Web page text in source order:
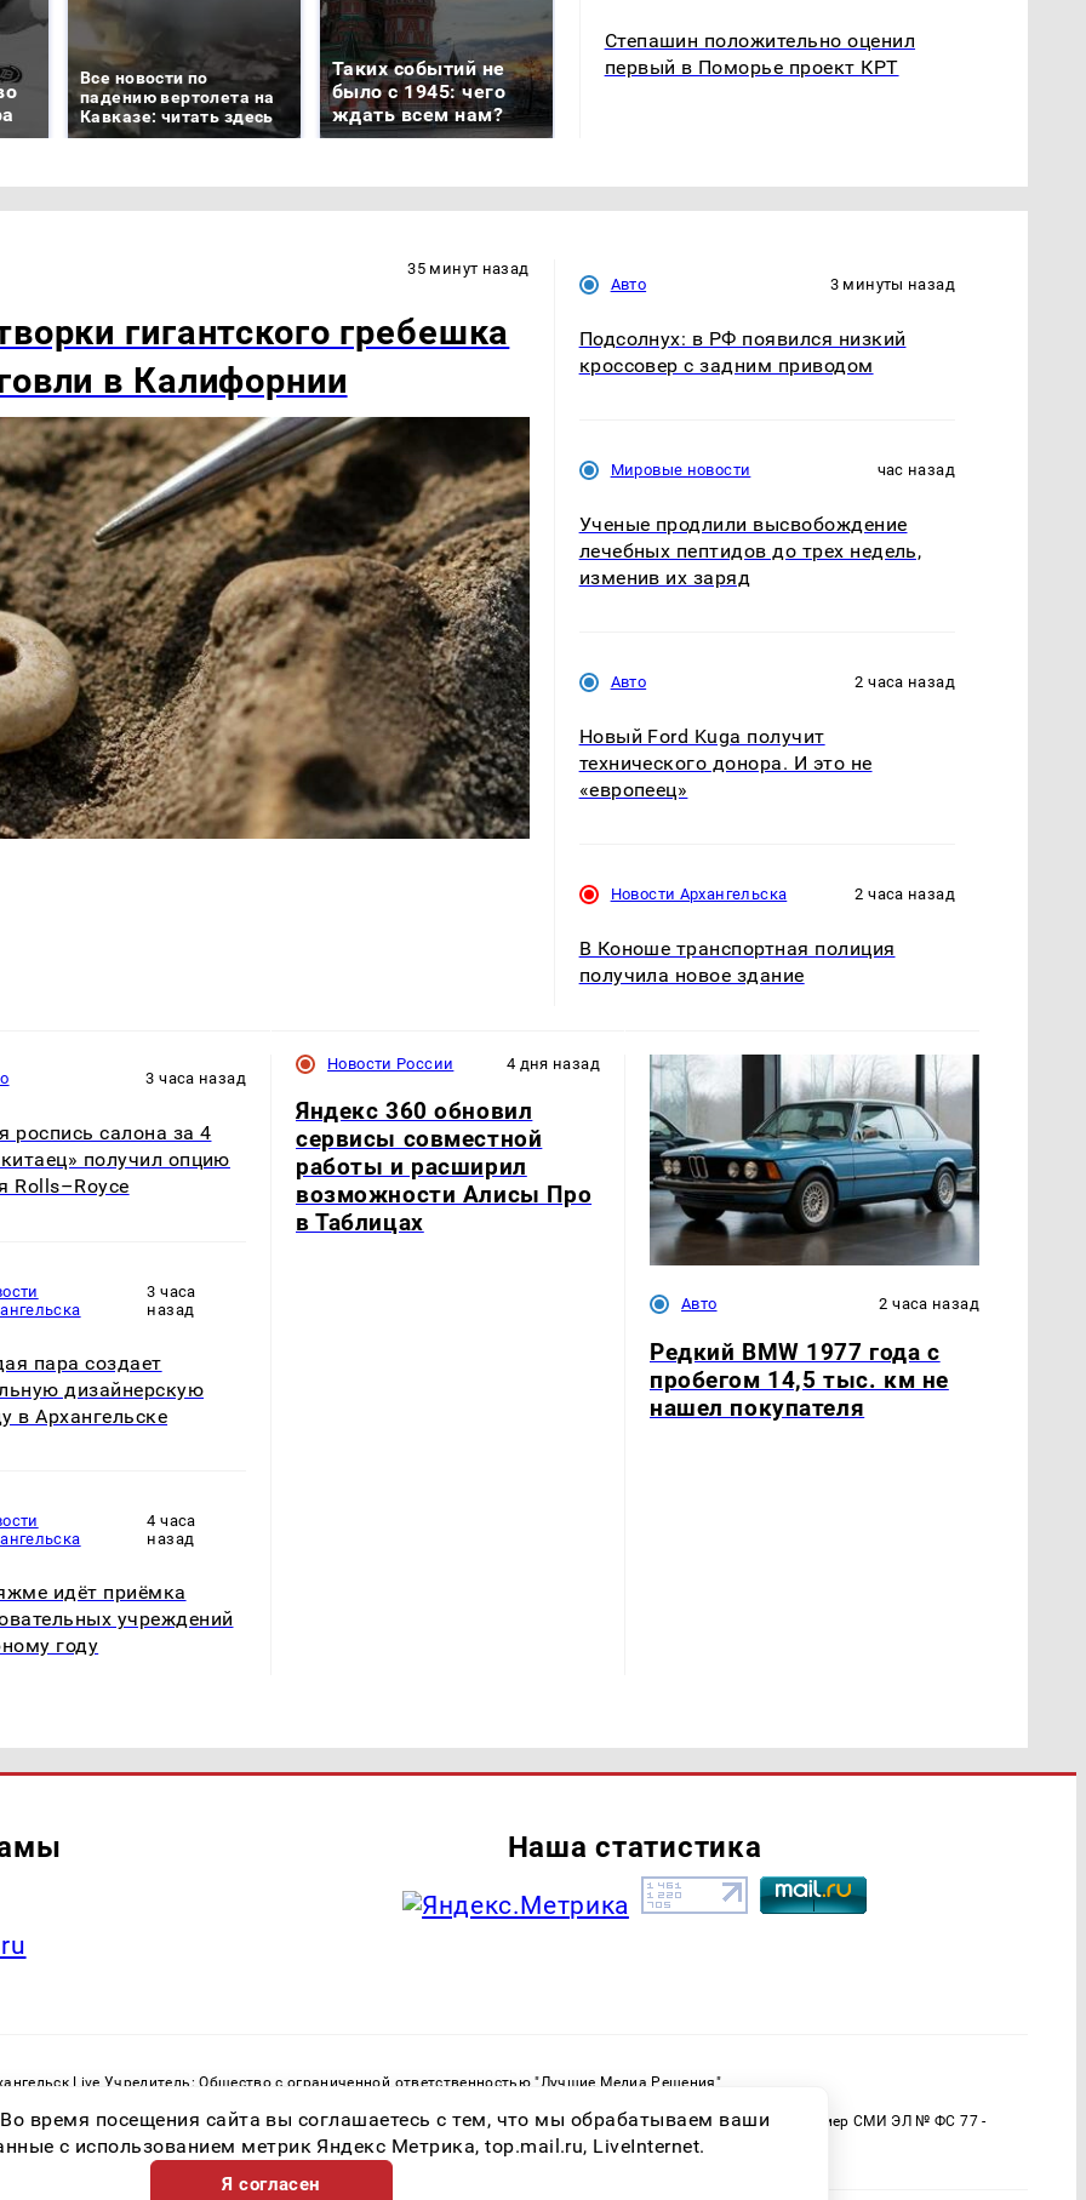
Все новости по
падению вертолета на
Кавказе: читать здесь
Таких событий не
было с 1945: чего
ждать всем нам?
В магазинах России
СМИ: В Химках на
полицейскую
Степашин положительно оценил
первый в Поморье проект КРТ
35 минут назад
гигантского гребешка
в Калифорнии
Авто 3 минуты назад
Подсолнух: в РФ появился низкий
кроссовер с задним приводом
Мировые новости час назад
Ученые продлили высвобождение
лечебных пептидов до трех недель,
изменив их заряд
Авто 2 часа назад
Новый Ford Kuga получит
технического донора. И это не
«европеец»
Новости Архангельска 2 часа назад
В Коноше транспортная полиция
получила новое здание
3 часа назад
роспись салона за 4
получил опцию
Rolls–Royce
3 часа
назад
пара создает
дизайнерскую
в Архангельске
4 часа
назад
идёт приёмка
учреждений
году
Новости России 4 дня назад
Яндекс 360 обновил
сервисы совместной
работы и расширил
возможности Алисы Про
в Таблицах
Авто 2 часа назад
Редкий BMW 1977 года с
пробегом 14,5 тыс. км не
нашел покупателя
Наша статистика
Live Учредитель: Общество с ограниченной ответственностью "Лучшие Медиа Решения"
в сфере связи, информационных технологий и массовых коммуникаций (Роскомнадзор) Регистрационный номер СМИ ЭЛ № ФС 77 -
82533 от 21.01.2022
время посещения сайта вы соглашаетесь с тем, что мы обрабатываем ваши
с использованием метрик Яндекс Метрика, top.mail.ru, LiveInternet.
Я согласен